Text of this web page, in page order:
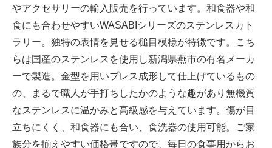
やアクセサリーの輸入販売を行っています。和食器や和
食にも合わせやすいWASABIシリーズのステンレスカト
ラリー。独特の表情を見せる槌目模様が特徴です。こち
らは国産のステンレスを使用し新潟県燕市の有名メーカ
ーで製造。金型を用いプレス成形して仕上げているもの
の、まるで職人が手打ちしたかのような趣があり無機質
なステンレスに温かみと高級感を与えています。傷が目
立ちにくく、和食器にも合い、食洗器の使用可能。ご家
族分を揃えやすい価格帯ですので、毎日の食事用からお